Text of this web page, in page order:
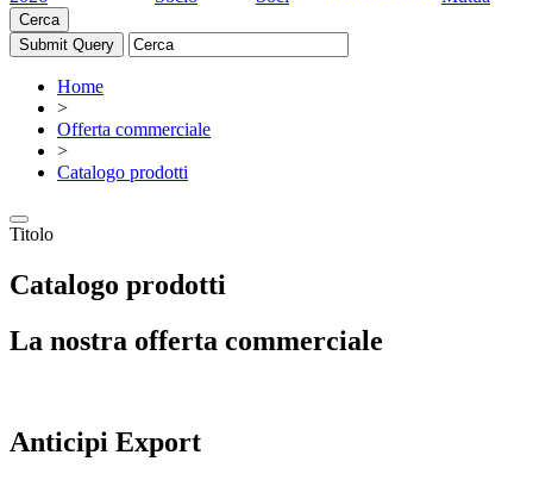
Cerca
Home
>
Offerta commerciale
>
Catalogo prodotti
Titolo
Catalogo prodotti
La nostra offerta commerciale
Anticipi Export